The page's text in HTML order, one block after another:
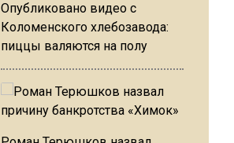
Опубликовано видео с
Коломенского хлебозавода:
пиццы валяются на полу